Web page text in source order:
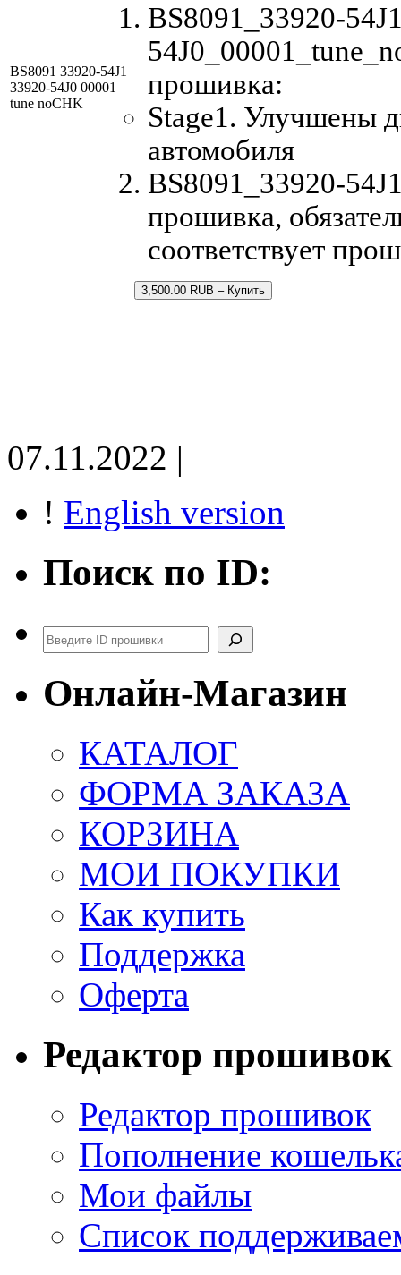
BS8091 33920-54J1
33920-54J0 00001
tune noCHK
BS8091_33920-
прошивка:
Stage1. Улучшены
автомобиля
BS8091_33920-
прошивка,
соответствует
3,500.00 RUB – Купить
07.11.2022 |
! English version
Поиск по ID:
Поиск
Онлайн-Магазин
КАТАЛОГ
ФОРМА ЗАКАЗА
КОРЗИНА
МОИ ПОКУПКИ
Как купить
Поддержка
Оферта
Редактор прошивок
Редактор прошивок
Пополнение
Мои файлы
Список